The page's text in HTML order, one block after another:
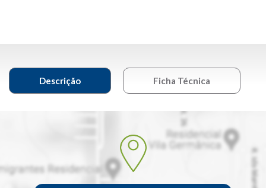
Descrição Ficha Técnica